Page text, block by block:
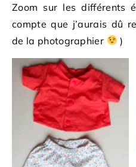
Zoom sur les différents
compte que j’aurais dû
de la photographier
)